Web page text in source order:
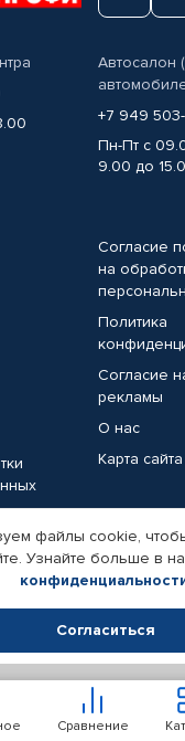
Сравнение
Автосалон
+7 949
Пн-Пт с
9.00 до
Согласие
на
Политика
Согласие
рекламы
О нас
Карта сайта
Реквизиты
2015-2026. Все права
товаров
файлы cookie,
Узнайте больше в
Согласиться
Отклонить